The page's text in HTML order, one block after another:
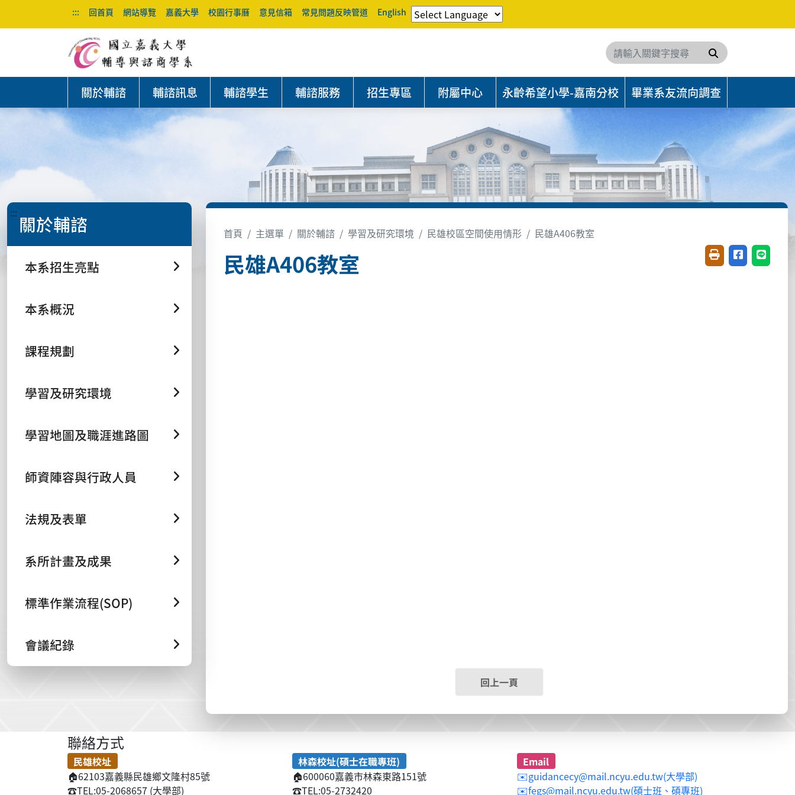
::: 回首頁 網站導覽 嘉義大學 校園行事曆 意見信箱 常見問題反映管道 English
搜尋
關於輔諮 輔諮訊息 輔諮學生 輔諮服務 招生專區 附屬中心 永齡希望小學-嘉南分校 畢業系友流向調查
::: 關於輔諮
本系招生亮點
本系概況
課程規劃
學習及研究環境
學習地圖及職涯進路圖
師資陣容與行政人員
法規及表單
系所計畫及成果
標準作業流程(SOP)
會議紀錄
首頁 主選單 關於輔諮 學習及研究環境 民雄校區空間使用情形 民雄A406教室
民雄A406教室 友善列印(開新視窗)
分享至臉書(
分享至
回上一頁
聯絡方式
民雄校址
🏠62103嘉義縣民雄鄉文隆村85號
☎️TEL:05-2068657 (大學部)
林森校址(碩士在職專班)
🏠600060嘉義市林森東路151號
☎️TEL:05-2732420
Email
✉️guidancecy@mail.ncyu.edu.tw(大學部)
✉️fegs@mail.ncyu.edu.tw(碩士班、碩專班)